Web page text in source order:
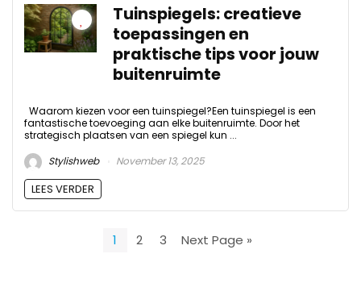
Tuinspiegels: creatieve
toepassingen en
praktische tips voor jouw
buitenruimte
Waarom kiezen voor een tuinspiegel?Een tuinspiegel is een
fantastische toevoeging aan elke buitenruimte. Door het
strategisch plaatsen van een spiegel kun ...
Stylishweb
November 13, 2025
LEES VERDER
1 2 3 Next Page »